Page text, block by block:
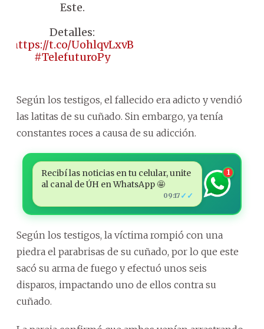
Este.
Detalles:
https://t.co/UohlqvLxvB
#TelefuturoPy
Según los testigos, el fallecido era adicto y vendió
las latitas de su cuñado. Sin embargo, ya tenía
constantes roces a causa de su adicción.
Recibí las noticias en tu celular, unite
al canal de ÚH en WhatsApp 🤩
09:17 ✓✓
1
Según los testigos, la víctima rompió con una
piedra el parabrisas de su cuñado, por lo que este
sacó su arma de fuego y efectuó unos seis
disparos, impactando uno de ellos contra su
cuñado.